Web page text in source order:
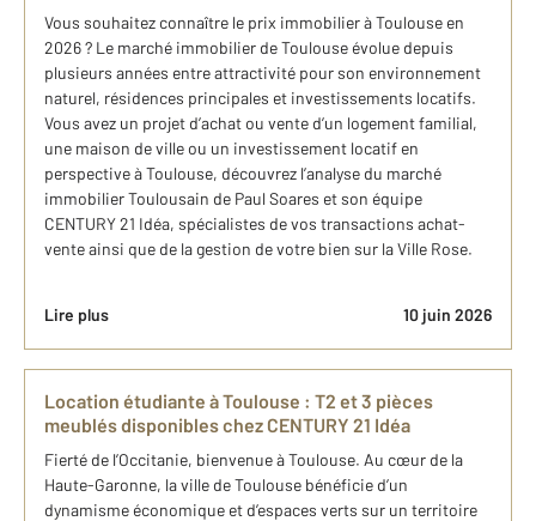
Vous souhaitez connaître le prix immobilier à Toulouse en
2026 ? Le marché immobilier de Toulouse évolue depuis
plusieurs années entre attractivité pour son environnement
naturel, résidences principales et investissements locatifs.
Vous avez un projet d’achat ou vente d’un logement familial,
une maison de ville ou un investissement locatif en
perspective à Toulouse, découvrez l’analyse du marché
immobilier Toulousain de Paul Soares et son équipe
CENTURY 21 Idéa, spécialistes de vos transactions achat-
vente ainsi que de la gestion de votre bien sur la Ville Rose.
Lire plus 10 juin 2026
Location étudiante à Toulouse : T2 et 3 pièces
meublés disponibles chez CENTURY 21 Idéa
Fierté de l’Occitanie, bienvenue à Toulouse. Au cœur de la
Haute-Garonne, la ville de Toulouse bénéficie d’un
dynamisme économique et d’espaces verts sur un territoire